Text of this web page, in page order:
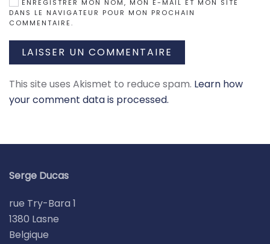
ENREGISTRER MON NOM, MON E-MAIL ET MON SITE
DANS LE NAVIGATEUR POUR MON PROCHAIN
COMMENTAIRE.
LAISSER UN COMMENTAIRE
This site uses Akismet to reduce spam. Learn how
your comment data is processed.
Serge Ducas
rue Try-Bara 1
1380 Lasne
Belgique